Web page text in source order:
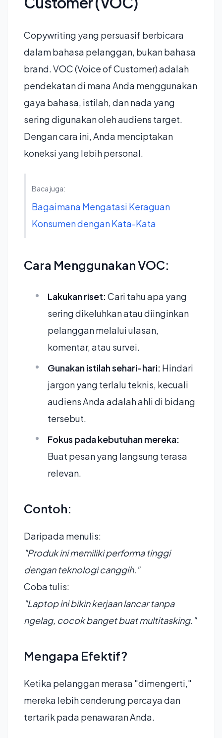
Copywriting yang persuasif berbicara
dalam bahasa pelanggan, bukan bahasa
brand. VOC (Voice of Customer) adalah
pendekatan di mana Anda menggunakan
gaya bahasa, istilah, dan nada yang
sering digunakan oleh audiens target.
Dengan cara ini, Anda menciptakan
koneksi yang lebih personal.
Baca juga:
Bagaimana Mengatasi Keraguan
Konsumen dengan Kata-Kata
Cara Menggunakan VOC:
Lakukan riset:Cari tahu apa yang
sering dikeluhkan atau diinginkan
pelanggan melalui ulasan,
komentar, atau survei.
Gunakan istilah sehari-hari: Hindari
jargon yang terlalu teknis, kecuali
audiens Anda adalah ahli di bidang
tersebut.
Fokus pada kebutuhan mereka:
Buat pesan yang langsung terasa
relevan.
Contoh:
Daripada menulis:
"Produk ini memiliki performa tinggi
dengan teknologi canggih."
Coba tulis:
"Laptop ini bikin kerjaan lancar tanpa
ngelag, cocok banget buat multitasking."
Mengapa Efektif?
Ketika pelanggan merasa "dimengerti,"
mereka lebih cenderung percaya dan
tertarik pada penawaran Anda.